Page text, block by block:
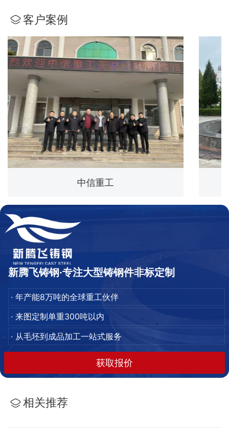
客户案例
中信重工
新腾飞铸钢·专注大型铸钢件非标定制
· 年产能8万吨的全球重工伙伴
· 来图定制单重300吨以内
· 从毛坯到成品加工一站式服务
获取报价
相关推荐